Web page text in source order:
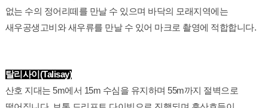
없는 수의 정어리떼를 만날 수 있으며 바닥의 모래지역에는
새우공생고비와 새우류를 만날 수 있어 마크로 촬영에 적합합니다.
탈리사이(Talisay)
산호 지대는 5m에서 15m 수심을 유지하며 55m까지 절벽으로